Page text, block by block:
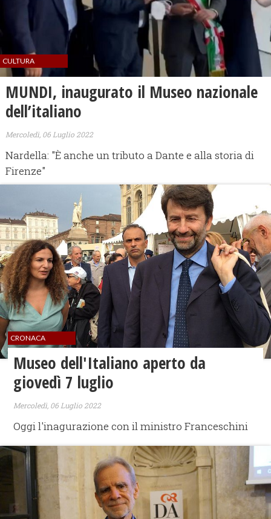
CULTURA
MUNDI, inaugurato il Museo nazionale
dell’italiano
Mercoledì, 06 Luglio 2022
Nardella: "È anche un tributo a Dante e alla storia di
Firenze"
CRONACA
Museo dell'Italiano aperto da
giovedì 7 luglio
Mercoledì, 06 Luglio 2022
Oggi l'inagurazione con il ministro Franceschini